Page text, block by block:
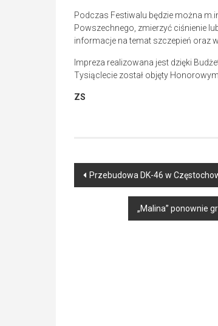
Podczas Festiwalu będzie można
Powszechnego, zmierzyć ciśnienie
informacje na temat szczepień oraz
Impreza realizowana jest dzięki
Tysiąclecie został objęty
ZS
Post
navigation
Przebudowa DK-46 w
„Malina” ponownie